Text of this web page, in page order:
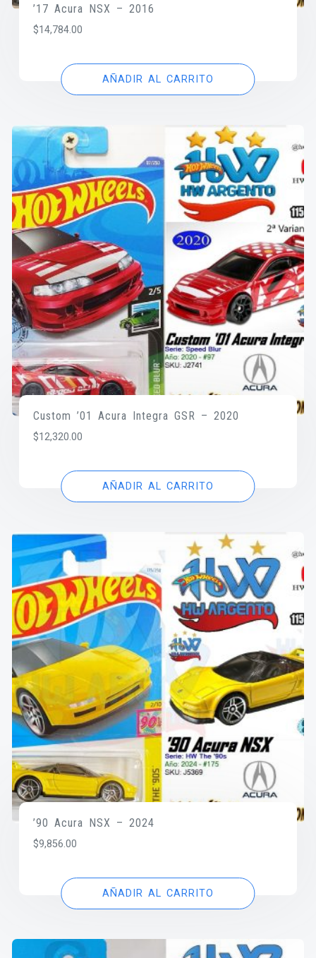
’17 Acura NSX – 2016
$14,784.00
AÑADIR AL CARRITO
Custom ’01 Acura Integra GSR – 2020
$12,320.00
AÑADIR AL CARRITO
’90 Acura NSX – 2024
$9,856.00
AÑADIR AL CARRITO